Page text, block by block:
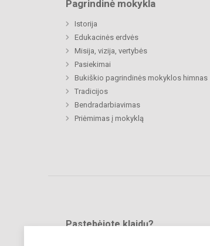
Pagrindinė mokykla
Istorija
Edukacinės erdvės
Misija, vizija, vertybės
Pasiekimai
Bukiškio pagrindinės mokyklos himnas
Tradicijos
Bendradarbiavimas
Priėmimas į mokyklą
Pastebėjote klaidų?